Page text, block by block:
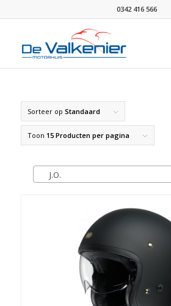
0342 416 566
Sorteer op Standaard
Toon 15 Producten per pagina
J.O.